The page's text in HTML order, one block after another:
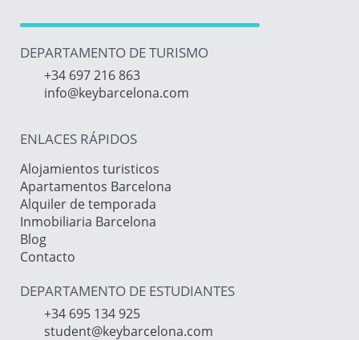
DEPARTAMENTO DE TURISMO
+34 697 216 863
info@keybarcelona.com
ENLACES RÁPIDOS
Alojamientos turisticos
Apartamentos Barcelona
Alquiler de temporada
Inmobiliaria Barcelona
Blog
Contacto
DEPARTAMENTO DE ESTUDIANTES
+34 695 134 925
student@keybarcelona.com